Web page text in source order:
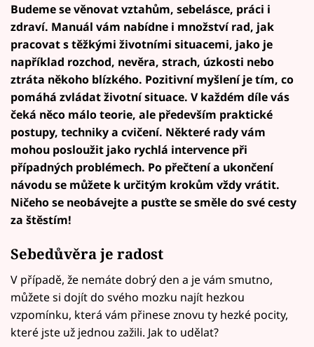
Budeme se věnovat vztahům, sebelásce, práci i
zdraví. Manuál vám nabídne i množství rad, jak
pracovat s těžkými životními situacemi, jako je
například rozchod, nevěra, strach, úzkosti nebo
ztráta někoho blízkého. Pozitivní myšlení je tím, co
pomáhá zvládat životní situace. V každém díle vás
čeká něco málo teorie, ale především praktické
postupy, techniky a cvičení. Některé rady vám
mohou posloužit jako rychlá intervence při
případných problémech. Po přečtení a ukončení
návodu se můžete k určitým krokům vždy vrátit.
Ničeho se neobávejte a pusťte se směle do své cesty
za štěstím!
Sebedůvěraje radost
V případě, že nemáte dobrý den a je vám smutno,
můžete si dojít do svého mozku najít hezkou
vzpomínku, která vám přinese znovu ty hezké pocity,
které jste už jednou zažili. Jak to udělat?